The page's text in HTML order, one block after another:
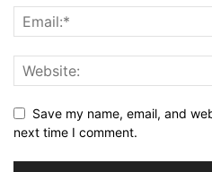
Save my name, email, and
next time I comment.